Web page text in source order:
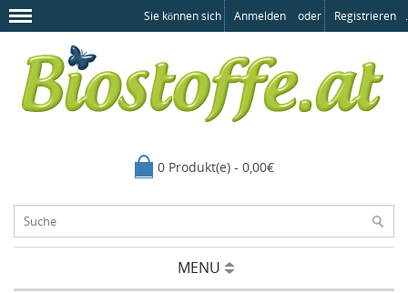
Sie können sich Anmelden oder Registrieren .
0 Produkt(e) - 0,00€
MENU